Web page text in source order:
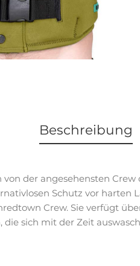
Beschreibung
der angesehensten
Schutz vor
Crew. Sie verfügt
sich mit der Zeit